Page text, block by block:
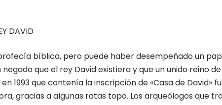
DAVID
bíblica, pero puede haber desempeñado un
que el rey David existiera y que un unido reino
1993 que contenía la inscripción de «Casa de David»
gracias a algunas ratas topo. Los arqueólogos que